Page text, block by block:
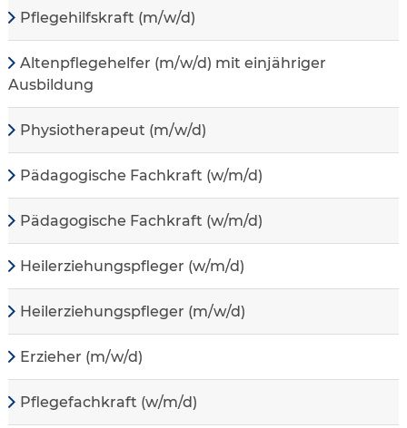
Pflegehilfskraft (m/w/d)
Altenpflegehelfer (m/w/d) mit einjähriger
Ausbildung
Physiotherapeut (m/w/d)
Pädagogische Fachkraft (w/m/d)
Pädagogische Fachkraft (w/m/d)
Heilerziehungspfleger (w/m/d)
Heilerziehungspfleger (m/w/d)
Erzieher (m/w/d)
Pflegefachkraft (w/m/d)